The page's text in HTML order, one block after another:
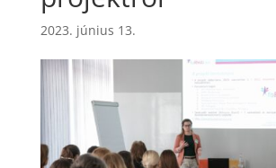
2023. június 13.